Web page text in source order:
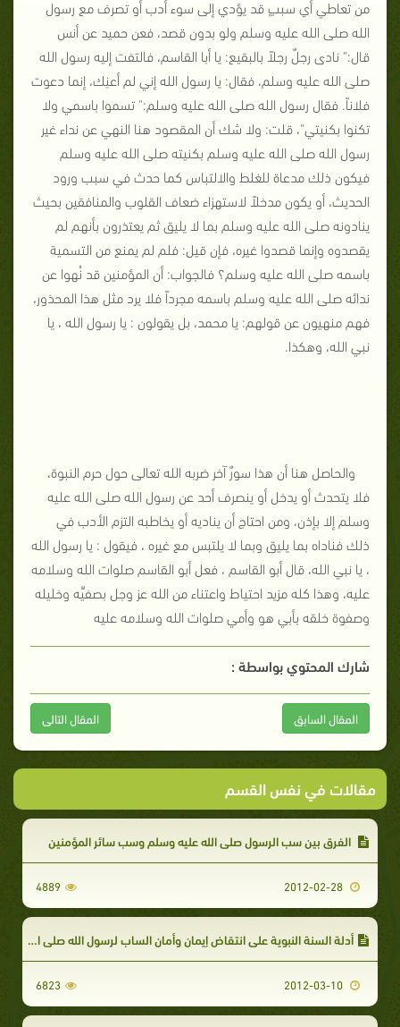
من تعاطي أي سببٍ قد يؤدي إلى سوء أدب أو تصرف مع رسول
الله صلى الله عليه وسلم ولو بدون قصد، فعن حميد عن أنس
قال:" نادى رجلٌ رجلاً بالبقيع: يا أبا القاسم، فالتفت إليه رسول الله
صلى الله عليه وسلم، فقال: يا رسول الله إني لم أعنِك، إنما دعوت
فلاناً. فقال رسول الله صلى الله عليه وسلم:" تسموا باسمي ولا
تكنوا بكنيتي"، قلت: ولا شك أن المقصود هنا النهي عن نداء غير
رسول الله صلى الله عليه وسلم بكنيته صلى الله عليه وسلم
فيكون ذلك مدعاة للغلط والالتباس كما حدث في سبب ورود
الحديث، أو يكون مدخلاً لاستهزاء ضعاف القلوب والمنافقين بحيث
ينادونه صلى الله عليه وسلم بما لا يليق ثم يعتذرون بأنهم لم
يقصدوه وإنما قصدوا غيره، فإن قيل: فلم لم يمنع من التسمية
باسمه صلى الله عليه وسلم؟ فالجواب: أن المؤمنين قد نُهوا عن
ندائه صلى الله عليه وسلم باسمه مجرداً فلا يرد مثل هذا المحذور،
فهم منهيون عن قولهم: يا محمد، بل يقولون : يا رسول الله ، يا
نبي الله، وهكذا.
والحاصل هنا أن هذا سورٌ آخر ضربه الله تعالى حول حرم النبوة،
فلا يتحدث أو يدخل أو ينصرف أحد عن رسول الله صلى الله عليه
وسلم إلا بإذن، ومن احتاج أن يناديه أو يخاطبه التزم الأدب في
ذلك فناداه بما يليق وبما لا يلتبس مع غيره ، فيقول : يا رسول الله
، يا نبي الله، قال أبو القاسم ، فعل أبو القاسم صلوات الله وسلامه
عليه، وهذا كله مزيد احتياط واعتناء من الله عز وجل بصفيِّه وخليله
وصفوة خلقه بأبي هو وأمي صلوات الله وسلامه عليه
شارك المحتوي بواسطة :
المقال السابق المقال التالى
مقالات في نفس القسم
الفرق بين سب الرسول صلى الله عليه وسلم وسب سائر المؤمنين
4889
أدلة السنة النبوية على انتقاض إيمان وأمان الساب لرسول الله صلى الله عليه وسلم ووجوب قتله
6823